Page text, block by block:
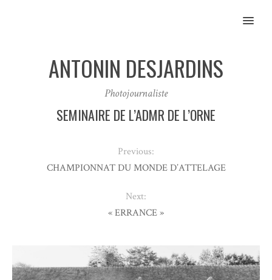
MENU
ANTONIN DESJARDINS
Photojournaliste
SEMINAIRE DE L’ADMR DE L’ORNE
Previous:
CHAMPIONNAT DU MONDE D’ATTELAGE
Next:
« ERRANCE »